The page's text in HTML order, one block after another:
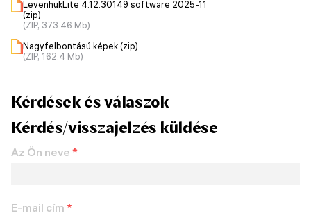
LevenhukLite 4.12.30149 software 2025-11
(zip)
(ZIP, 373.46 Mb)
Nagyfelbontású képek (zip)
(ZIP, 162.4 Mb)
Kérdések és válaszok
Kérdés/visszajelzés küldése
Az Ön neve *
E-mail cím *